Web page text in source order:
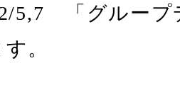
5,7 「グルー
。